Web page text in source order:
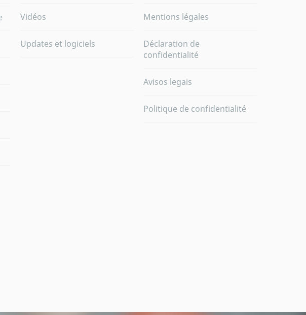
Vidéos
Updates et logiciels
Mentions légales
Déclaration de
confidentialité
Avisos legais
Politique de confidentialité